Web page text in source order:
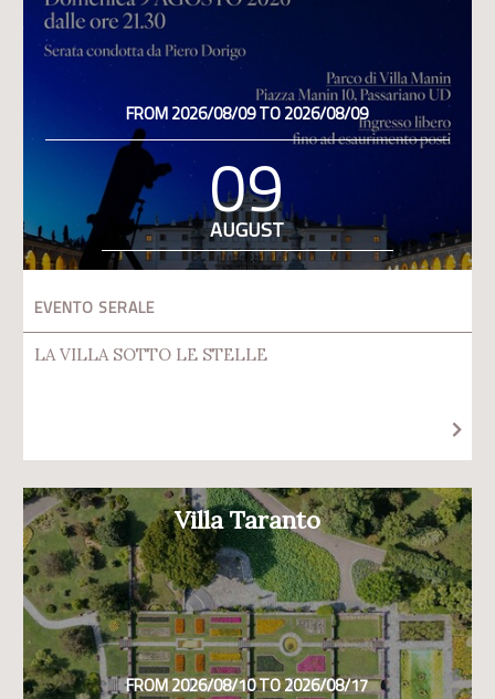
FROM 2026/08/09 TO 2026/08/09
09
AUGUST
EVENTO SERALE
LA VILLA SOTTO LE STELLE
Villa Taranto
FROM 2026/08/10 TO 2026/08/17